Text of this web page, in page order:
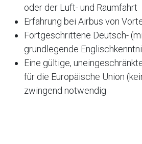
oder der Luft- und Raumfahrt
Erfahrung bei Airbus von
Fortgeschrittene Deutsch-
grundlegende
Eine gültige,
für die Europäische Union
zwingend notwendig